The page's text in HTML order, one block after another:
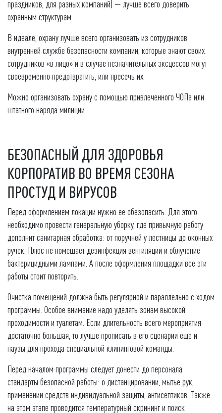
праздников, для разных компаний) — лучше всего доверить
охранным структурам.
В идеале, охрану лучше всего организовать из сотрудников
внутренней службе безопасности компании, которые знают своих
сотрудников «в лицо» и в случае незначительных эксцессов могут
своевременно предотвратить, или пресечь их.
Можно организовать охрану с помощью привлеченного ЧОПа или
штатного наряда милиции.
БЕЗОПАСНЫЙ ДЛЯ ЗДОРОВЬЯ
КОРПОРАТИВ ВО ВРЕМЯ СЕЗОНА
ПРОСТУД И ВИРУСОВ
Перед оформлением локации нужно ее обезопасить. Для этого
необходимо провести генеральную уборку, где привычную работу
дополнит санитарная обработка: от поручней у лестницы до оконных
ручек. Плюс не помешает дезинфекция вентиляции и облучение
бактерицидными лампами. А после оформления площадки все эти
работы стоит повторить.
Очистка помещений должна быть регулярной и параллельно с ходом
программы. Особое внимание надо уделять зонам высокой
проходимости и туалетам. Если длительность всего мероприятия
достаточно большая, то лучше прописать в его сценарии еще и
паузы для прохода специальной клининговой команды.
Перед началом программы следует донести до персонала
стандарты безопасной работы: о дистанцировании, мытье рук,
применении средств индивидуальной защиты, антисептиков. Также
на этом этапе проводится температурный скрининг и поиск